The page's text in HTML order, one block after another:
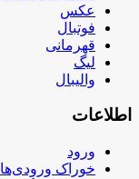
عکس
فوتبال
قهرمانی
لیگ
والیبال
اطلاعات
ورود
خوراک ورودی‌ها